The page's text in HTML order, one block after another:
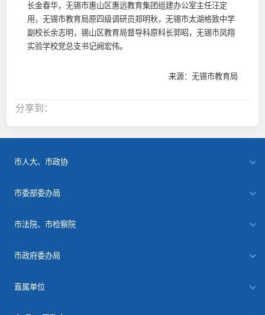
长金春华，无锡市惠山区惠远教育集团组建办公室主任汪定
用，无锡市教育局原四级调研员郑明秋，无锡市太湖格致中学
副校长余志明，锡山区教育局督导科原科长郭昭，无锡市凤翔
实验学校党总支书记阙宏伟。
来源：无锡市教育局
分享到：
市人大、市政协
市委部委办局
市法院、市检察院
市政府委办局
直属单位